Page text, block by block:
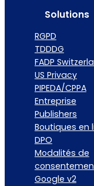
Solutions
RGPD
TDDDG
FADP
US Privacy
PIPEDA/CPPA
Entreprise
Publishers
Boutiques en
DPO
Modalités de
Google v2